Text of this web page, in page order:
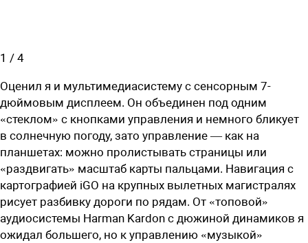
1 / 4
Оценил я и мультимедиасистему с сенсорным 7-
дюймовым дисплеем. Он объединен под одним
«стеклом» с кнопками управления и немного бликует
в солнечную погоду, зато управление — как на
планшетах: можно пролистывать страницы или
«раздвигать» масштаб карты пальцами. Навигация с
картографией iGO на крупных вылетных магистралях
рисует разбивку дороги по рядам. От «топовой»
аудиосистемы Harman Kardon с дюжиной динамиков я
ожидал большего, но к управлению «музыкой»